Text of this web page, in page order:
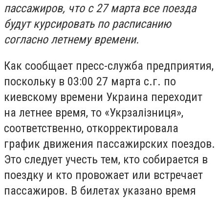
пассажиров, что с 27 марта все поезда
будут курсировать по расписанию
согласно летнему времени.
Как сообщает пресс-служба предприятия,
поскольку в 03:00 27 марта с.г. по
киевскому времени Украина переходит
на летнее время, то «Укрзалізниця»,
соответственно, откорректировала
график движения пассажирских поездов.
Это следует учесть тем, кто собирается в
поездку и кто провожает или встречает
пассажиров. В билетах указано время